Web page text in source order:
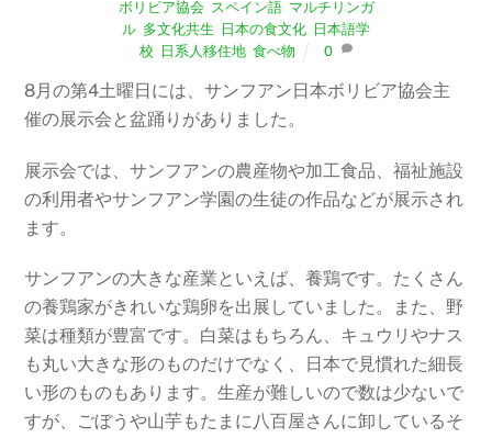
ボリビア協会 スペイン語, マルチリンガ
ル 多文化共生 日本の食文化 日本語学
校
日系人移住地 ,食べ物 0
8月の第4土曜日には、サンフアン日本ボリビア協会主
催の展示会と盆踊りがありました。
展示会では、サンフアンの農産物や加工食品、福祉施設
の利用者やサンフアン学園の生徒の作品などが展示され
ます。
サンフアンの大きな産業といえば、養鶏です。たくさん
の養鶏家がきれいな鶏卵を出展していました。また、野
菜は種類が豊富です。白菜はもちろん、キュウリやナス
も丸い大きな形のものだけでなく、日本で見慣れた細長
い形のものもあります。生産が難しいので数は少ないで
すが、ごぼうや山芋もたまに八百屋さんに卸しているそ